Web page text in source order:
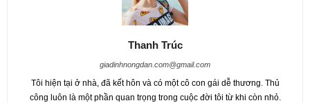
Thanh Trúc
giadinhnongdan.com@gmail.com
Tôi hiện tại ở nhà, đã kết hôn và có một cô con gái dễ thương. Thủ
công luôn là một phần quan trọng trong cuộc đời tôi từ khi còn nhỏ.